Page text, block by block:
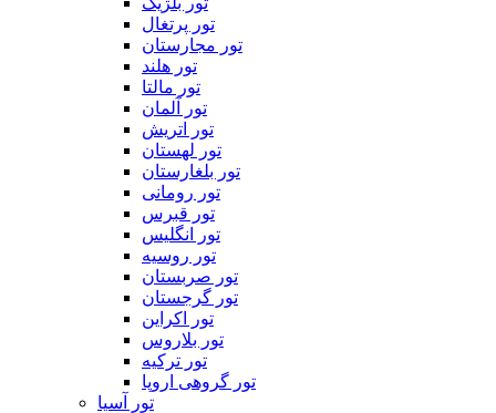
تور پرتغال
تور مجارستان
تور هلند
تور مالتا
تور آلمان
تور اتریش
تور لهستان
تور بلغارستان
تور رومانی
تور قبرس
تور انگلیس
تور روسیه
تور صربستان
تور گرجستان
تور اکراین
تور بلاروس
تور ترکیه
تور گروهی اروپا
تور آسیا